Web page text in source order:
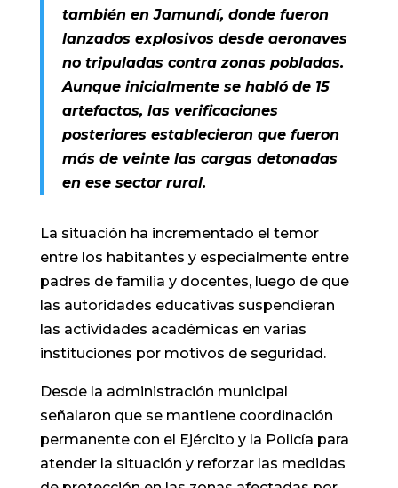
también en Jamundí, donde fueron
lanzados explosivos desde aeronaves
no tripuladas contra zonas pobladas.
Aunque inicialmente se habló de 15
artefactos, las verificaciones
posteriores establecieron que fueron
más de veinte las cargas detonadas
en ese sector rural.
La situación ha incrementado el temor
entre los habitantes y especialmente entre
padres de familia y docentes, luego de que
las autoridades educativas suspendieran
las actividades académicas en varias
instituciones por motivos de seguridad.
Desde la administración municipal
señalaron que se mantiene coordinación
permanente con el Ejército y la Policía para
atender la situación y reforzar las medidas